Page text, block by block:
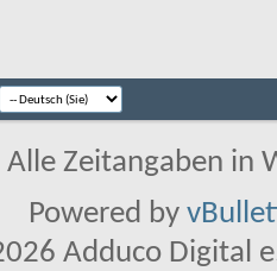
Alle Zeitangaben in
Powered by
Adduco Digital